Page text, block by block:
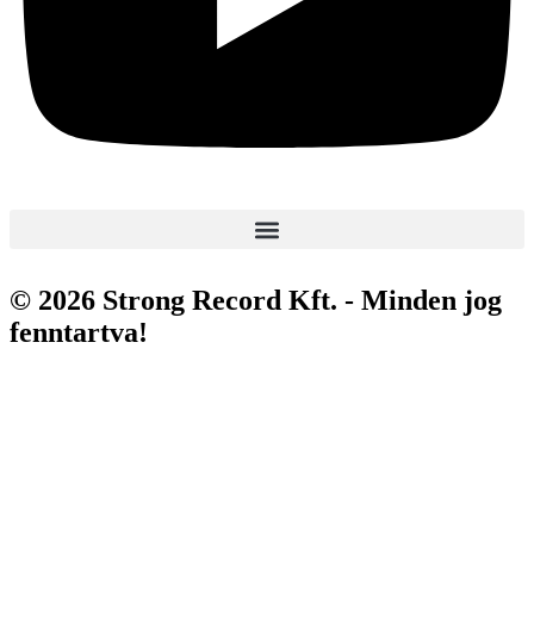
© 2026 Strong Record Kft. - Minden jog
fenntartva!